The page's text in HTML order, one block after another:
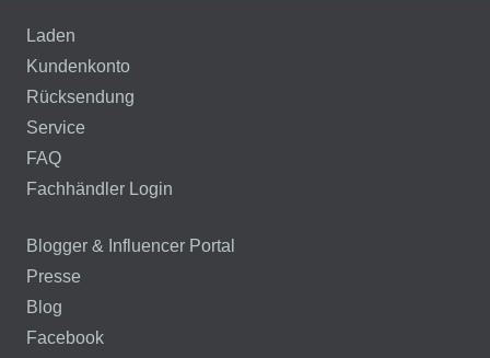
Laden
Kundenkonto
Rücksendung
Service
FAQ
Fachhändler Login
Blogger & Influencer Portal
Presse
Blog
Facebook